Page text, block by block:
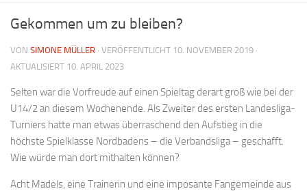
Gekommen um zu bleiben?
VON SIMONE MÜLLER · VERÖFFENTLICHT 10. NOVEMBER 2019 ·
AKTUALISIERT 10. APRIL 2023
Selten war die Vorfreude auf einen Spieltag derart groß wie bei der
U14/2 an diesem Wochenende. Als Zweiter des ersten Landesliga-
Turniers hatte man etwas überraschend den Aufstieg in die
höchste Spielklasse Nordbadens – die Verbandsliga – geschafft.
Wie würde man dort mithalten können?
Acht Mädels, eine Trainerin und eine imposante Fangemeinde aus